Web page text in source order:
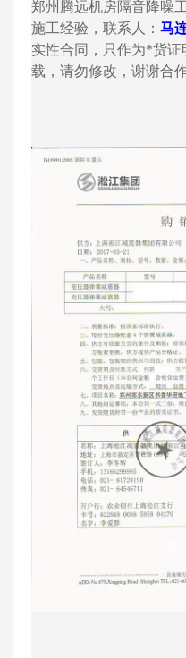
郑州腾远机房隔音降噪
施工经验，联系人： 马
实性合同，只作为*货
载，请勿修改，谢谢合作